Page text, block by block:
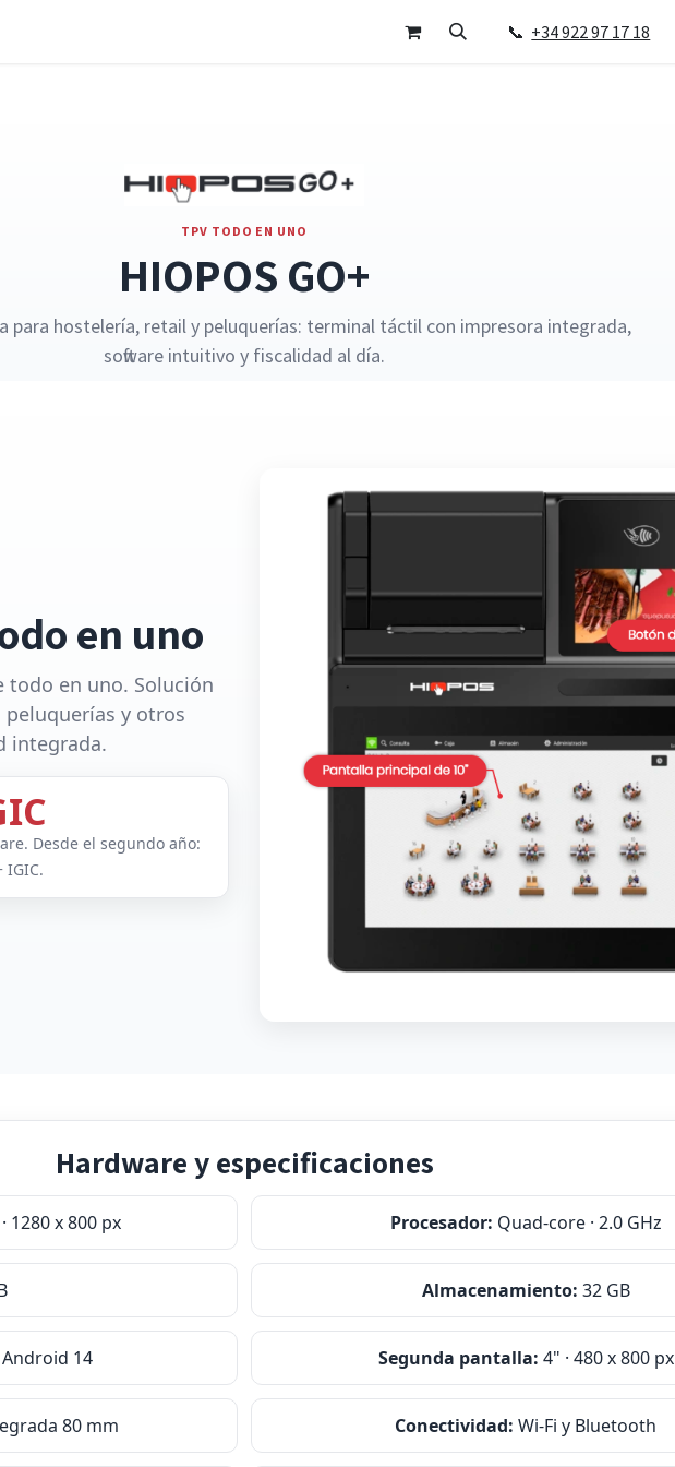
📞 +34 922 97 17 18
TPV TODO EN UNO
HIOPOS GO+
para hostelería, retail y peluquerías: terminal táctil con impresora integrada,
software intuitivo y fiscalidad al día.
en uno
todo en uno. Solución
y otros
integrada.
Desde el segundo año:
IGIC.
Hardware y especificaciones
1280 x 800 px Procesador: Quad-core · 2.0 GHz
Almacenamiento: 32 GB
14 Segunda pantalla: 4" · 480 x 800 px
80 mm Conectividad: Wi‑Fi y Bluetooth